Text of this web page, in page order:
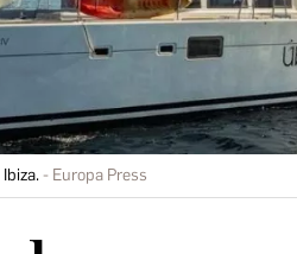
Europa Press